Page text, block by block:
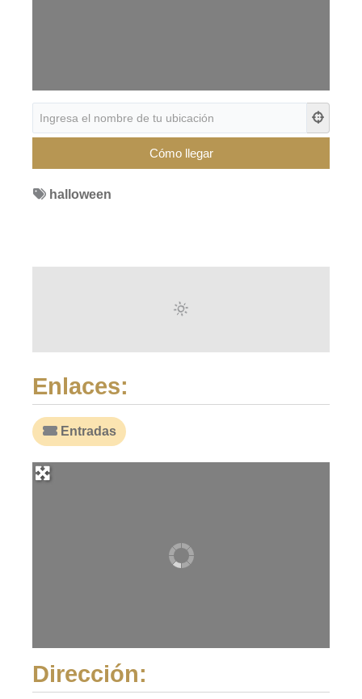
halloween
Enlaces:
Entradas
Dirección: